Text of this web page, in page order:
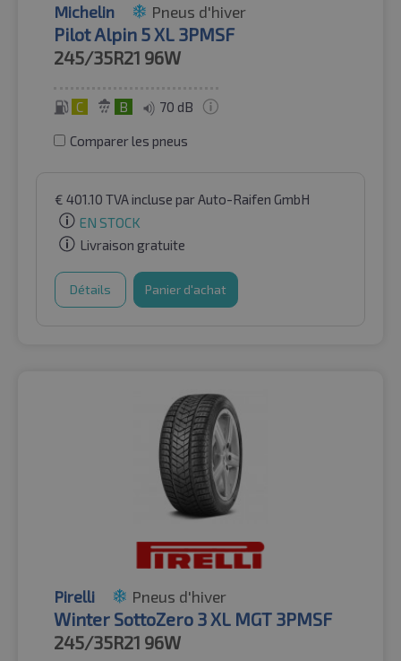
Michelin Pneus d'hiver
Pilot Alpin 5 XL 3PMSF
245/35R21 96W
C B 70 dB
Comparer les pneus
€ 401.10 TVA incluse par Auto-Raifen GmbH
EN STOCK
Livraison gratuite
Détails Panier d'achat
Pirelli Pneus d'hiver
Winter SottoZero 3 XL MGT 3PMSF
245/35R21 96W